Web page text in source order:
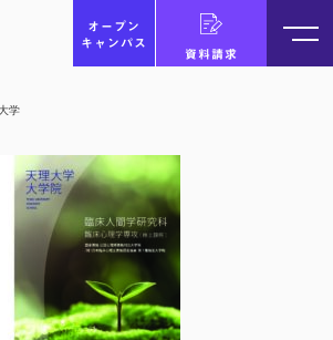
オープン
キャンパス
資料請求
学